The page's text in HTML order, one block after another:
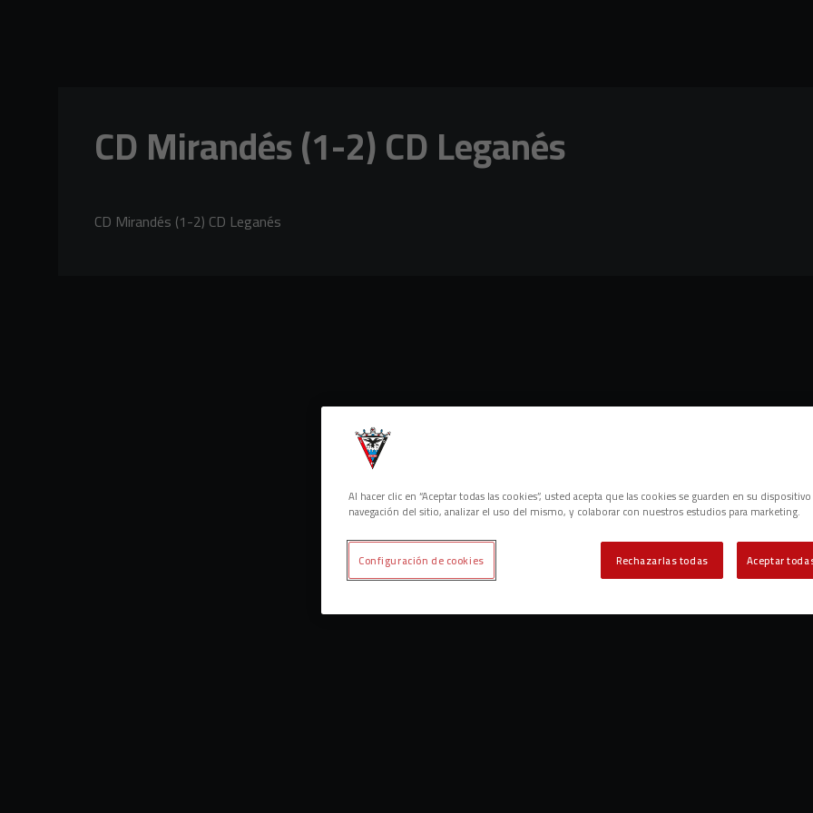
CD Mirandés (1-2) CD Leganés
CD Mirandés (1-2) CD Leganés
Al hacer clic en “Aceptar todas las cookies”, usted acepta que las cookies se guarden en su
navegación del sitio, analizar el uso del mismo, y colaborar con nuestros estudios para marketing.
Rechazarlas todas Aceptar
Configuración de cookies